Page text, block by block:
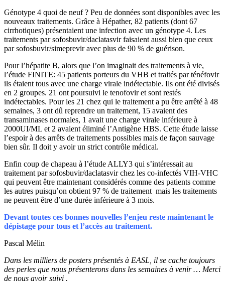
Génotype 4 quoi de neuf ? Peu de données sont disponibles avec les
nouveaux traitements. Grâce à Hépather, 82 patients (dont 67
cirrhotiques) présentaient une infection avec un génotype 4. Les
traitements par sofosbuvir/daclatasvir faisaient aussi bien que ceux
par sofosbuvir/simeprevir avec plus de 90 % de guérison.
Pour l’hépatite B, alors que l’on imaginait des traitements à vie,
l’étude FINITE: 45 patients porteurs du VHB et traités par ténéfovir
ils étaient tous avec une charge virale indétectable. Ils ont été divisés
en 2 groupes. 21 ont poursuivi le tenofovir et sont restés
indétectables. Pour les 21 chez qui le traitement a pu être arrêté à 48
semaines, 3 ont dû reprendre un traitement, 15 avaient des
transaminases normales, 1 avait une charge virale inférieure à
2000UI/ML et 2 avaient éliminé l’Antigène HBS. Cette étude laisse
l’espoir à des arrêts de traitements possibles mais de façon sauvage
bien sûr. Il doit y avoir un strict contrôle médical.
Enfin coup de chapeau à l’étude ALLY3 qui s’intéressait au
traitement par sofosbuvir/daclatasvir chez les co-infectés VIH-VHC
qui peuvent être maintenant considérés comme des patients comme
les autres puisqu’on obtient 97 % de traitement mais les traitements
ne peuvent être d’une durée inférieure à 3 mois.
Devant toutes ces bonnes nouvelles l’enjeu reste maintenant le
dépistage pour tous et l’accès au traitement.
Pascal Mélin
Dans les milliers de posters présentés à EASL, il se cache toujours
des perles que nous présenterons dans les semaines à venir … Merci
de nous avoir suivi .